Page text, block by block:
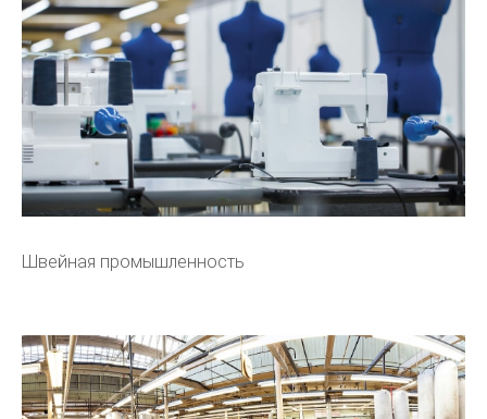
Швейная промышленность